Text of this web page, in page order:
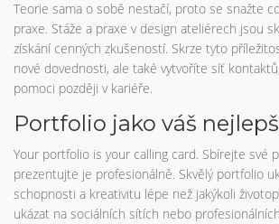
Teorie sama o sobě nestačí, proto se snažte
praxe. Stáže a praxe v design ateliérech jsou
získání cenných zkušeností. Skrze tyto
nové dovednosti, ale také vytvoříte síť
pomoci později v kariéře.
Portfolio jako váš
Your portfolio is your calling card. Sbírejte své
prezentujte je profesionálně. Skvělý portfolio
schopnosti a kreativitu lépe než jakýkoli
ukázat na sociálních sítích nebo